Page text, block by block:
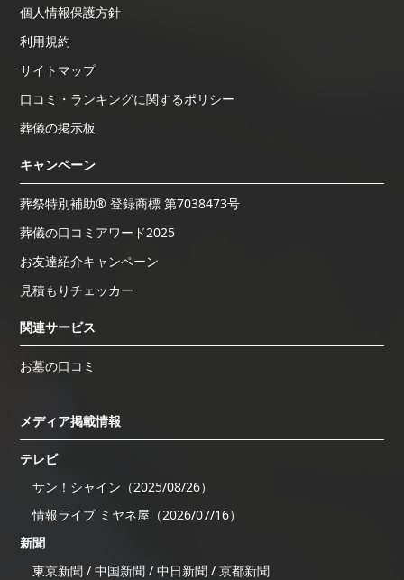
個人情報保護方針
利用規約
サイトマップ
口コミ・ランキングに関するポリシー
葬儀の掲示板
キャンペーン
葬祭特別補助® 登録商標 第7038473号
葬儀の口コミアワード2025
お友達紹介キャンペーン
見積もりチェッカー
関連サービス
お墓の口コミ
メディア掲載情報
テレビ
サン！シャイン（2025/08/26）
情報ライブ ミヤネ屋（2026/07/16）
新聞
東京新聞 / 中国新聞 / 中日新聞 / 京都新聞